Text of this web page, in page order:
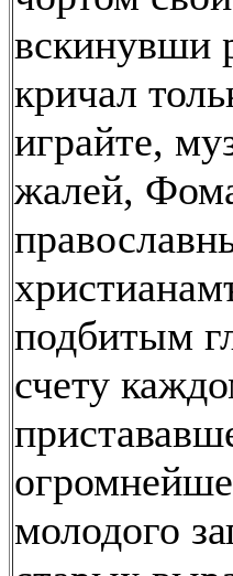
вскинувши
кричал
играйте,
жалей,
подбитым
счету
молодого